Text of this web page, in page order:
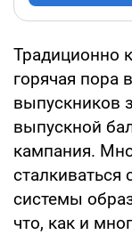
Традиционно
горячая пора
выпускников
выпускной
кампания.
сталкиваться
системы
что, как и